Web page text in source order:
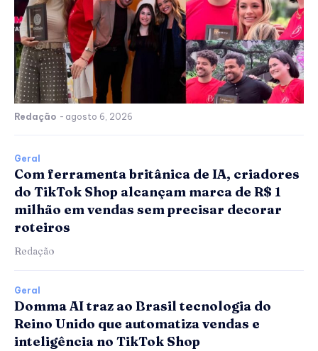
Redação - agosto 6, 2026
Geral
Com ferramenta britânica de IA, criadores
do TikTok Shop alcançam marca de R$ 1
milhão em vendas sem precisar decorar
roteiros
Redação
Geral
Domma AI traz ao Brasil tecnologia do
Reino Unido que automatiza vendas e
inteligência no TikTok Shop